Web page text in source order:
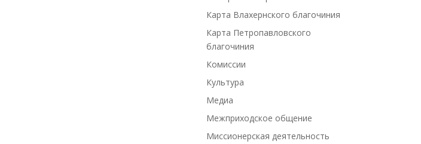
Карта Влахернского благочиния
Карта Петропавловского
благочиния
Комиссии
Культура
Медиа
Межприходское общение
Миссионерская деятельность